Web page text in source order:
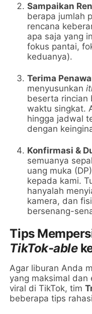
Sampaikan
berapa jumlah
rencana
apa saja yang
fokus pantai,
keduanya).
Terima
menyusunkan
beserta rincian
waktu singkat.
hingga jadwal
dengan
Konfirmasi &
semuanya
uang muka
kepada kami.
hanyalah
kamera, dan
bersenang-
Tips
TikTok-able
Agar liburan Anda
yang maksimal
viral di TikTok, tim
beberapa tips